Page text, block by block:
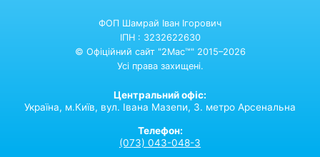
ФОП Шамрай Іван Ігорович
ІПН : 3232622630
© Офіційний сайт "2Mac™" 2015–2026
Усі права захищені.
Центральний офіс:
Україна, м.Київ, вул. Івана Мазепи, 3. метро Арсенальна
Телефон:
(073) 043-048-3